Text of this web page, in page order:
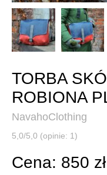
TORBA
ROBIONA
NavahoClothing
5,0/5,0 (opinie: 1)
Cena: 850 zł